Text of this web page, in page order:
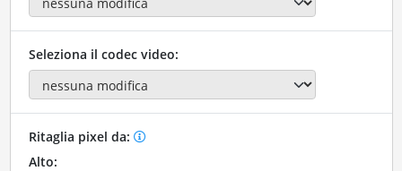
Seleziona il codec video:
Ritaglia pixel da:
Alto: